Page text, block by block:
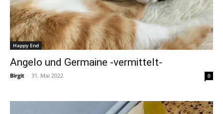
Happy End
Angelo und Germaine -vermittelt-
Birgit - 31. Mai 2022 0